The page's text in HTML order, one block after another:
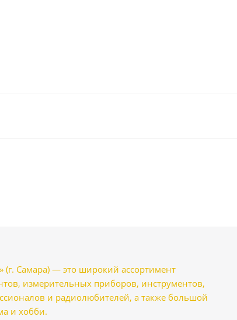
(г. Самара) — это широкий ассортимент
измерительных приборов, инструментов,
и радиолюбителей, а также большой
и хобби.